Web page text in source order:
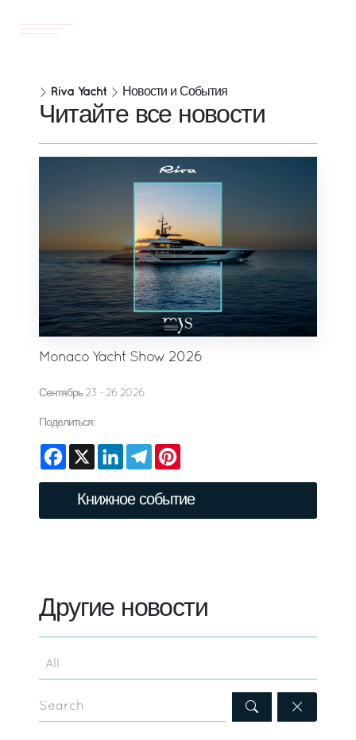
Riva Yacht Новости и События
Читайте все новости
Monaco Yacht Show 2026
Сентябрь 23 - 26 2026
Поделиться:
Facebook
X LinkedInTelegram
Книжное событие
Другие новости
Search